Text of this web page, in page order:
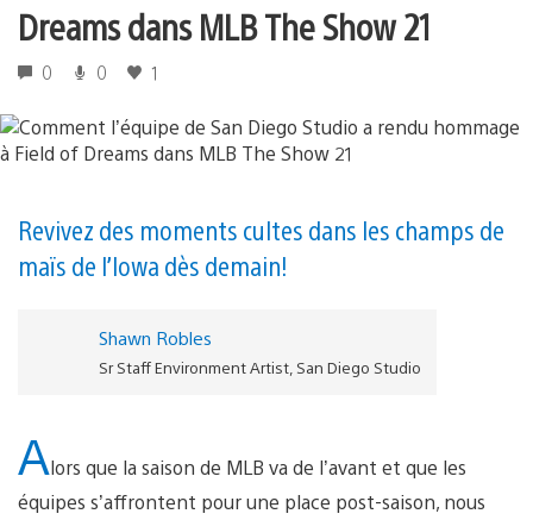
Dreams dans MLB The Show 21
0 0 1
Revivez des moments cultes dans les champs de
maïs de l’Iowa dès demain !
Shawn Robles
Sr Staff Environment Artist, San Diego Studio
Alors que la saison de MLB va de l’avant et que les
équipes s’affrontent pour une place post-saison, nous